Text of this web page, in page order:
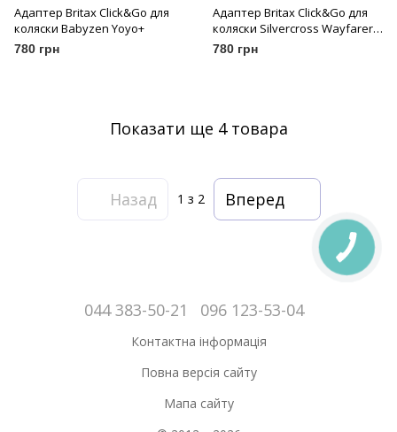
Адаптер Britax Click&Go для
коляски Babyzen Yoyo+
780 грн
Адаптер Britax Click&Go для
коляски Silvercross Wayfarer,
Pioneer
780 грн
Показати ще 4 товара
Назад 1 з 2 Вперед
044 383-50-21 096 123-53-04
Контактна інформація
Повна версія сайту
Мапа сайту